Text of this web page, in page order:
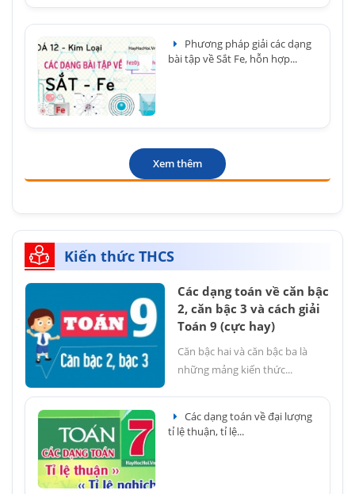
Phương pháp giải các dạng
bài tập về Sắt Fe, hỗn hợp...
Xem thêm
Kiến thức THCS
Các dạng toán về căn bậc
2, căn bậc 3 và cách giải
Toán 9 (cực hay)
Căn bậc hai và căn bậc ba là
những mảng kiến thức...
Các dạng toán về đại lượng
tỉ lệ thuận, tỉ lệ...